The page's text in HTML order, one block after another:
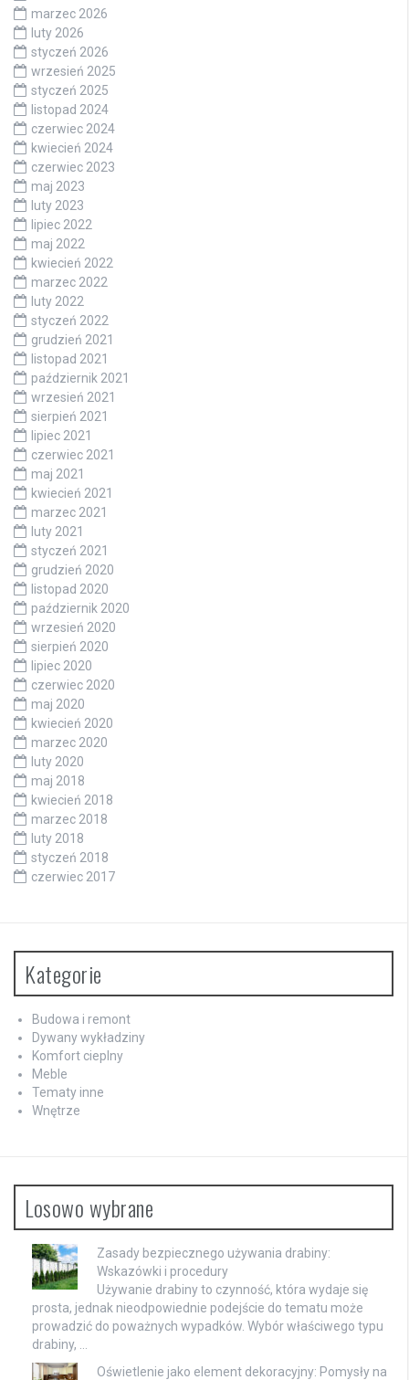
marzec 2026
luty 2026
styczeń 2026
wrzesień 2025
styczeń 2025
listopad 2024
czerwiec 2024
kwiecień 2024
czerwiec 2023
maj 2023
luty 2023
lipiec 2022
maj 2022
kwiecień 2022
marzec 2022
luty 2022
styczeń 2022
grudzień 2021
listopad 2021
październik 2021
wrzesień 2021
sierpień 2021
lipiec 2021
czerwiec 2021
maj 2021
kwiecień 2021
marzec 2021
luty 2021
styczeń 2021
grudzień 2020
listopad 2020
październik 2020
wrzesień 2020
sierpień 2020
lipiec 2020
czerwiec 2020
maj 2020
kwiecień 2020
marzec 2020
luty 2020
maj 2018
kwiecień 2018
marzec 2018
luty 2018
styczeń 2018
czerwiec 2017
Kategorie
Budowa i remont
Dywany wykładziny
Komfort cieplny
Meble
Tematy inne
Wnętrze
Losowo wybrane
Zasady bezpiecznego używania drabiny:
Wskazówki i procedury
Używanie drabiny to czynność, która wydaje się
prosta, jednak nieodpowiednie podejście do tematu może
prowadzić do poważnych wypadków. Wybór właściwego typu
drabiny, …
Oświetlenie jako element dekoracyjny: Pomysły na